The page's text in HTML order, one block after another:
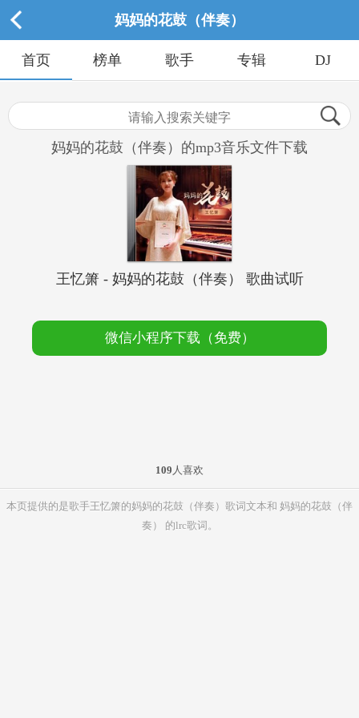
妈妈的花鼓（伴奏）
首页 榜单 歌手 专辑 DJ
妈妈的花鼓（伴奏）的mp3音乐文件下载
王忆箫 - 妈妈的花鼓（伴奏） 歌曲试听
微信小程序下载（免费）
109 人喜欢
本页提供的是歌手王忆箫的妈妈的花鼓（伴奏）歌词文本和 妈妈的花鼓（伴
奏） 的lrc歌词。